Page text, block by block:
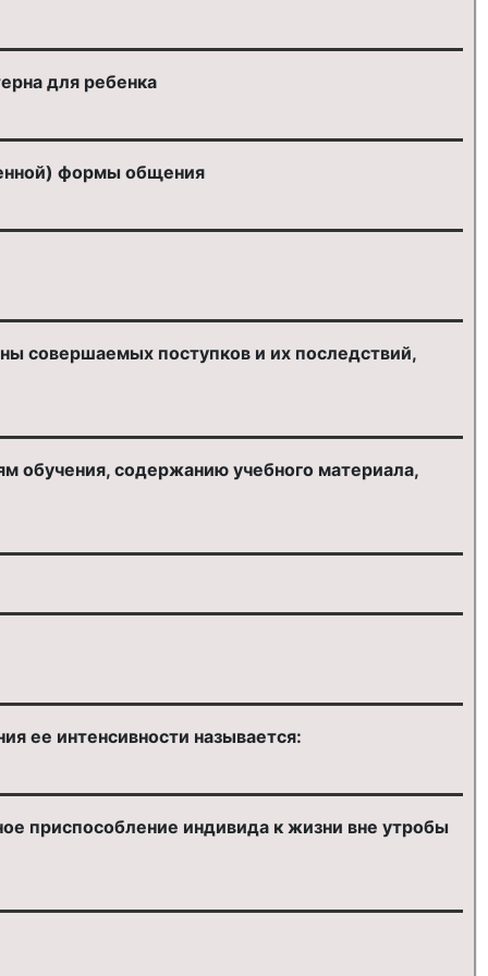
для ребенка
формы общения
совершаемых поступков и их последствий,
обучения, содержанию учебного материала,
ее интенсивности называется:
приспособление индивида к жизни вне утробы